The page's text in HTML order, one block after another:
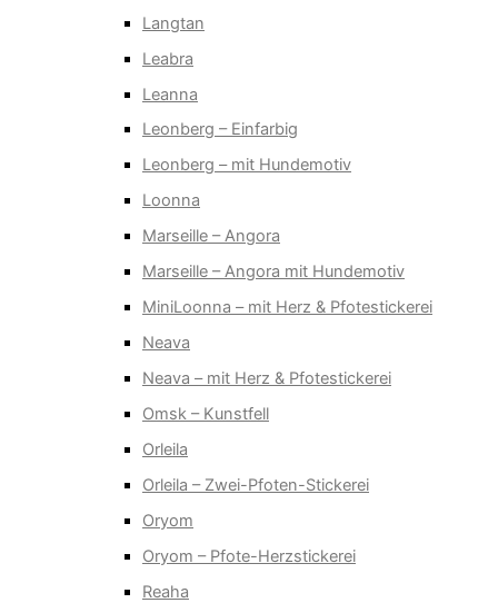
Langtan
Leabra
Leanna
Leonberg – Einfarbig
Leonberg – mit Hundemotiv
Loonna
Marseille – Angora
Marseille – Angora mit Hundemotiv
MiniLoonna – mit Herz & Pfotestickerei
Neava
Neava – mit Herz & Pfotestickerei
Omsk – Kunstfell
Orleila
Orleila – Zwei-Pfoten-Stickerei
Oryom
Oryom – Pfote-Herzstickerei
Reaha